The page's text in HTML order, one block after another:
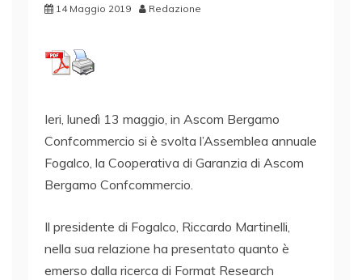
14 Maggio 2019 Redazione
Ieri, lunedì 13 maggio, in Ascom Bergamo
Confcommercio si è svolta l’Assemblea annuale
Fogalco, la Cooperativa di Garanzia di Ascom
Bergamo Confcommercio.
Il presidente di Fogalco, Riccardo Martinelli,
nella sua relazione ha presentato quanto è
emerso dalla ricerca di Format Research